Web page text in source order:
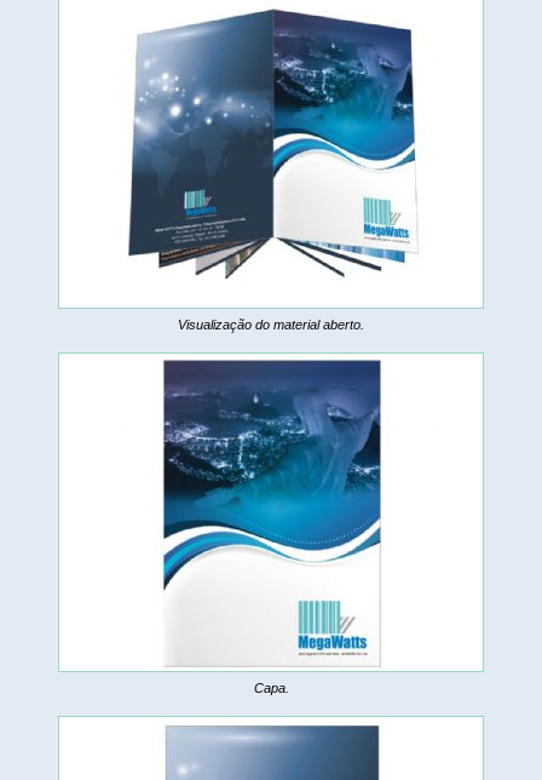
Visualização do material aberto.
Capa.